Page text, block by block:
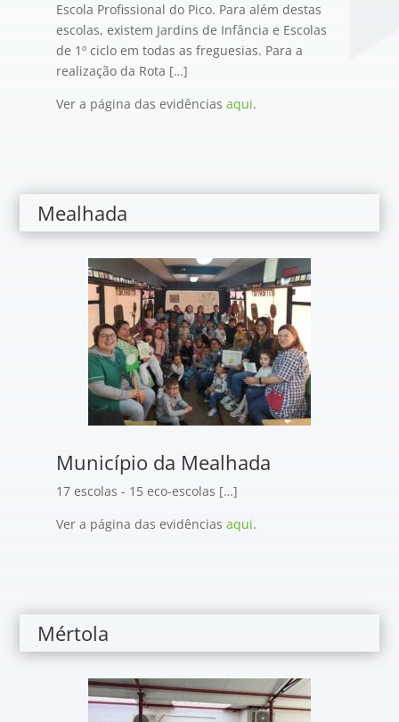
Escola Profissional do Pico. Para além destas
escolas, existem Jardins de Infância e Escolas
de 1º ciclo em todas as freguesias. Para a
realização da Rota […]
Ver a página das evidências aqui.
Mealhada
Município da Mealhada
17 escolas - 15 eco-escolas […]
Ver a página das evidências aqui.
Mértola